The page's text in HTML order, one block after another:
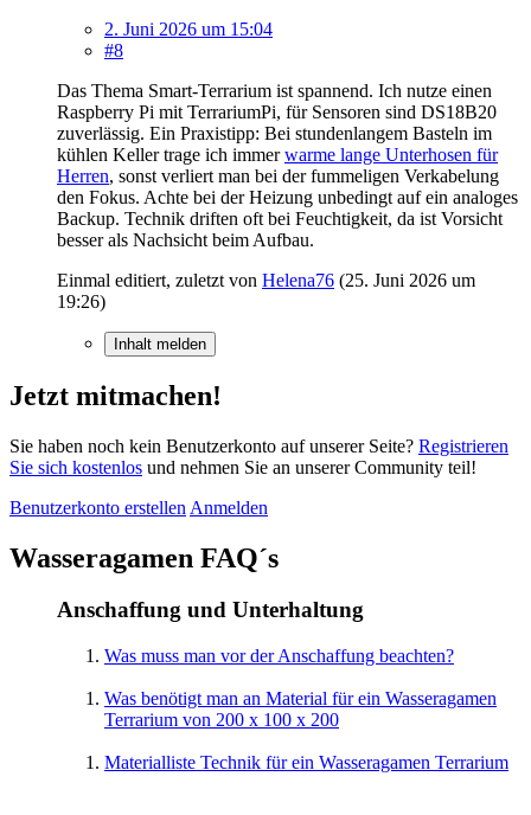
2. Juni 2026 um 15:04
#8
Das Thema Smart-Terrarium ist spannend. Ich nutze einen
Raspberry Pi mit TerrariumPi, für Sensoren sind DS18B20
zuverlässig. Ein Praxistipp: Bei stundenlangem Basteln im
kühlen Keller trage ich immerwarme lange Unterhosen für
Herren, sonst verliert man bei der fummeligen Verkabelung
den Fokus. Achte bei der Heizung unbedingt auf ein analoges
Backup. Technik driften oft bei Feuchtigkeit, da ist Vorsicht
besser als Nachsicht beim Aufbau.
Einmal editiert, zuletzt von Helena76 (25. Juni 2026 um
19:26)
Inhalt melden
Jetzt mitmachen!
Sie haben noch kein Benutzerkonto auf unserer Seite? Registrieren
Sie sich kostenlos und nehmen Sie an unserer Community teil!
Benutzerkonto erstellen Anmelden
Wasseragamen FAQ´s
Anschaffung und Unterhaltung
Was muss man vor der Anschaffung beachten?
Was benötigt man an Material für ein Wasseragamen
Terrarium von 200 x 100 x 200
Materialliste Technik für ein Wasseragamen Terrarium